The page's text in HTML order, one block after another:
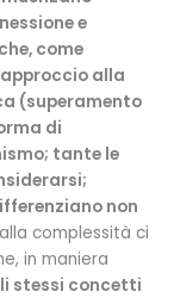
e
come
alla
(superamento
di
tante le
non
complessità ci
in maniera
stessi concetti